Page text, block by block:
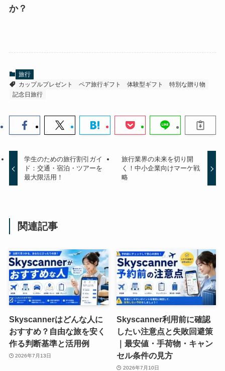
か？
旅行
カップルプレゼント
ペア旅行ギフト 体験型ギフト
特別な贈り物
記念日旅行
学生のための旅行割引ガイ
ド：交通・宿泊・ツアーを
最大限活用！
旅行業界の未来を切り開
く！中小企業向けマーケ戦
略
関連記事
Skyscannerはどんな人に
おすすめ？自由な旅を安く
作る判断基準と活用例
2026年7月13日
Skyscanner利用前に確認
したい注意点と失敗回避策
｜最安値・手荷物・キャン
セル条件の見方
2026年7月10日